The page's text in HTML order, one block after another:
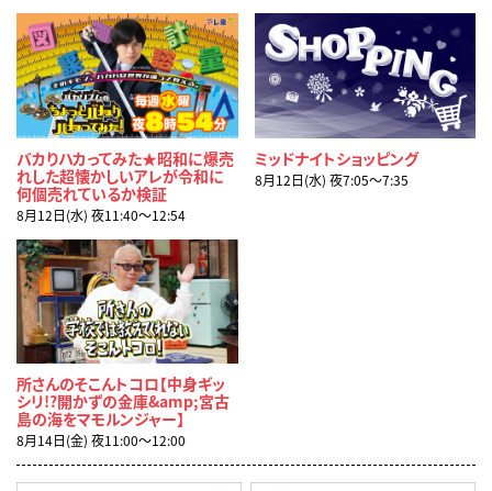
バカりハカってみた★昭和に爆売
れした超懐かしいアレが令和に
何個売れているか検証
8月12日(水) 夜11:40〜12:54
ミッドナイトショッピング
8月12日(水) 夜7:05〜7:35
所さんのそこんトコロ【中身ギッ
シリ!?開かずの金庫&amp;宮古
島の海をマモルンジャー】
8月14日(金) 夜11:00〜12:00